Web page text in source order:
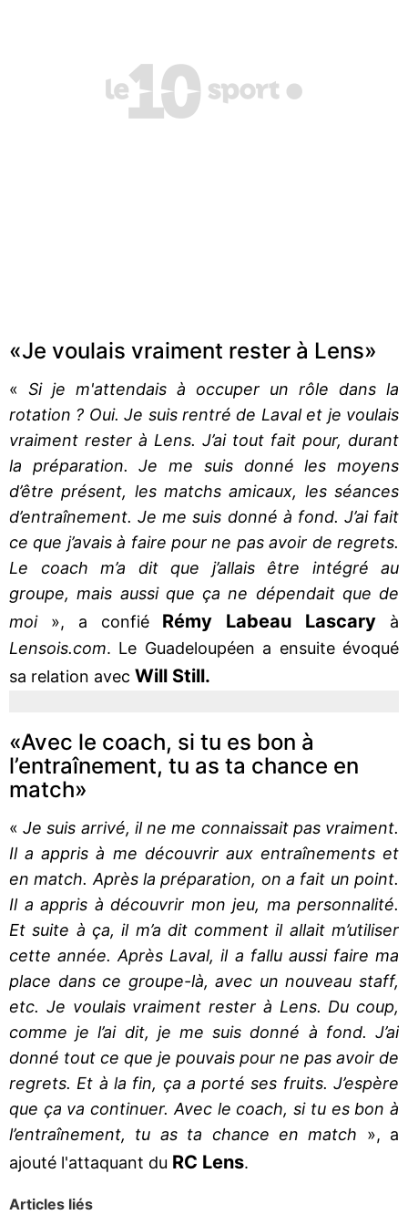
«Je voulais vraiment rester à Lens»
« Si je m'attendais à occuper un rôle dans la
rotation ? Oui. Je suis rentré de Laval et je voulais
vraiment rester à Lens. J’ai tout fait pour, durant
la préparation. Je me suis donné les moyens
d’être présent, les matchs amicaux, les séances
d’entraînement. Je me suis donné à fond. J’ai fait
ce que j’avais à faire pour ne pas avoir de regrets.
Le coach m’a dit que j’allais être intégré au
groupe, mais aussi que ça ne dépendait que de
moi», a confié Rémy Labeau Lascary à
Lensois.com. Le Guadeloupéen a ensuite évoqué
sa relation avec Will Still.
«Avec le coach, si tu es bon à
l’entraînement, tu as ta chance en
match»
«Je suis arrivé, il ne me connaissait pas vraiment.
Il a appris à me découvrir aux entraînements et
en match. Après la préparation, on a fait un point.
Il a appris à découvrir mon jeu, ma personnalité.
Et suite à ça, il m’a dit comment il allait m’utiliser
cette année. Après Laval, il a fallu aussi faire ma
place dans ce groupe-là, avec un nouveau staff,
etc. Je voulais vraiment rester à Lens. Du coup,
comme je l’ai dit, je me suis donné à fond. J’ai
donné tout ce que je pouvais pour ne pas avoir de
regrets. Et à la fin, ça a porté ses fruits. J’espère
que ça va continuer. Avec le coach, si tu es bon à
l’entraînement, tu as ta chance en match », a
ajouté l'attaquant du RC Lens.
Articles liés